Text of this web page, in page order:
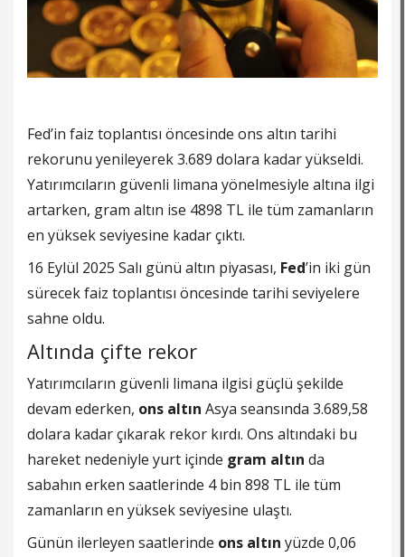
Fed’in faiz toplantısı öncesinde ons altın tarihi
rekorunu yenileyerek 3.689 dolara kadar yükseldi.
Yatırımcıların güvenli limana yönelmesiyle altına ilgi
artarken, gram altın ise 4898 TL ile tüm zamanların
en yüksek seviyesine kadar çıktı.
16 Eylül 2025 Salı günü altın piyasası, Fed’in iki gün
sürecek faiz toplantısı öncesinde tarihi seviyelere
sahne oldu.
Altında çifte rekor
Yatırımcıların güvenli limana ilgisi güçlü şekilde
devam ederken, ons altın Asya seansında 3.689,58
dolara kadar çıkarak rekor kırdı. Ons altındaki bu
hareket nedeniyle yurt içinde gram altın da
sabahın erken saatlerinde 4 bin 898 TL ile tüm
zamanların en yüksek seviyesine ulaştı.
Günün ilerleyen saatlerinde ons altın yüzde 0,06